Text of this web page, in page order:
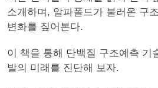
소개하며, 알파폴드가 불러온 구
변화를 짚어본다.
이 책을 통해 단백질 구조예측 기
발의 미래를 진단해 보자.